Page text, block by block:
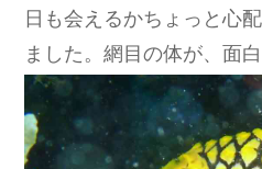
日も会えるかちょっと心
ました。網目の体が、面